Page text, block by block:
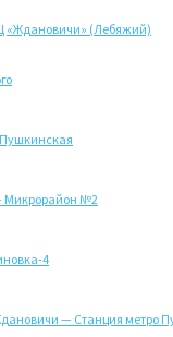
«Ждановичи» (Лебяжий)
Микрорайон №2
4
— Станция метро